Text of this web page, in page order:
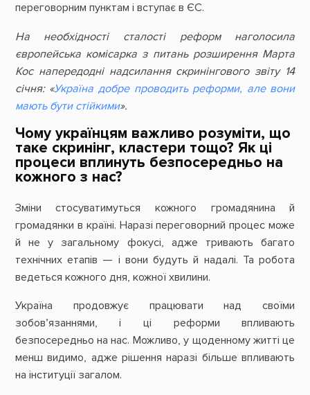
переговорним пунктам і вступає в ЄС.
На необхідності сталості реформ наголосила
європейська комісарка з питань розширення Марта
Кос напередодні надсилання скринінгового звіту 14
січня: «Україна добре проводить реформи, але вони
мають бути стійкими».
Чому українцям важливо розуміти, що
таке скринінг, кластери тощо? Як ці
процеси вплинуть безпосередньо на
кожного з нас?
Зміни стосуватимуться кожного громадянина й
громадянки в країні. Наразі переговорний процес може
й не у загальному фокусі, адже тривають багато
технічних етапів — і вони будуть й надалі. Та робота
ведеться кожного дня, кожної хвилини.
Україна продовжує працювати над своїми
зобовʼязаннями, і ці реформи впливають
безпосередньо на нас. Можливо, у щоденному житті це
менш видимо, адже рішення наразі більше впливають
на інституції загалом.